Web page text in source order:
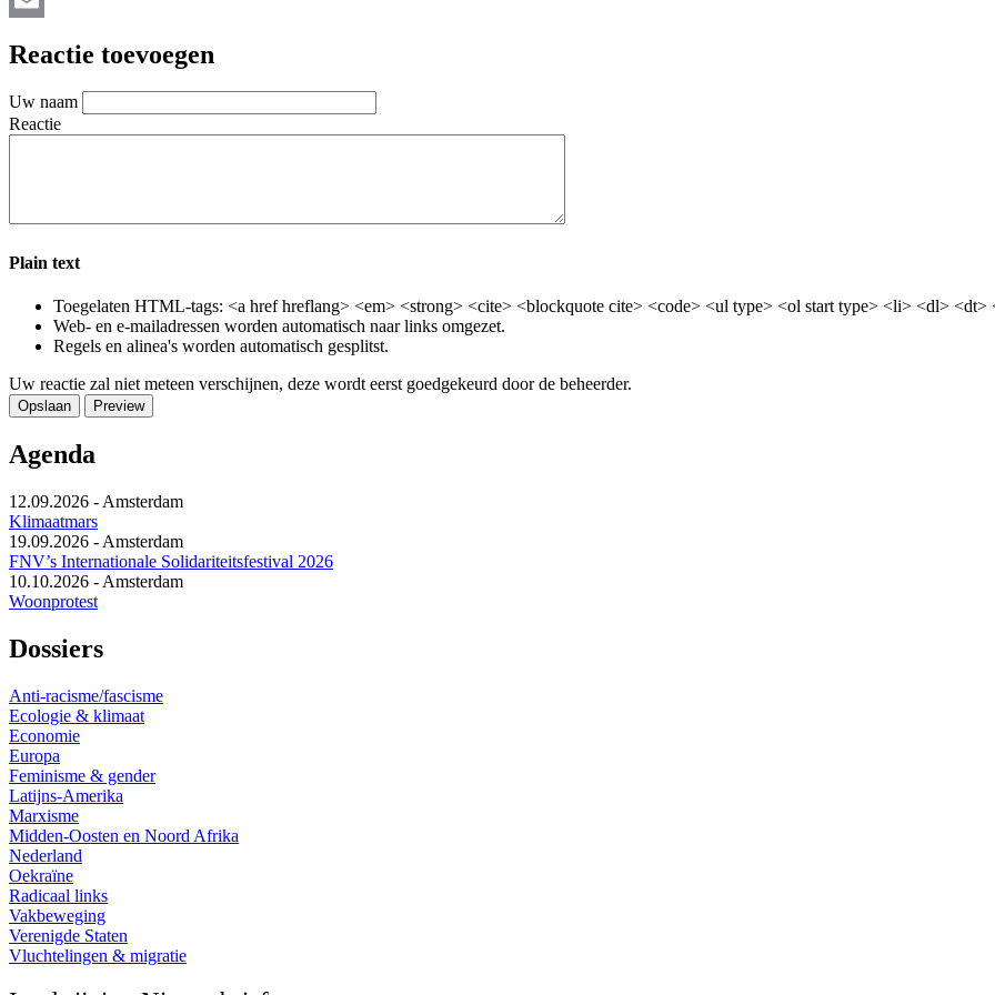
Reactie toevoegen
Uw naam
Reactie
Plain text
Toegelaten HTML-tags: <a href hreflang> <em> <strong> <cite> <blockquote cite> <code> <ul type> <ol start type> <li> <dl> <dt>
Web- en e-mailadressen worden automatisch naar links omgezet.
Regels en alinea's worden automatisch gesplitst.
Uw reactie zal niet meteen verschijnen, deze wordt eerst goedgekeurd door de beheerder.
Agenda
12.09.2026 - Amsterdam
Klimaatmars
19.09.2026 - Amsterdam
FNV’s Internationale Solidariteitsfestival 2026
10.10.2026 - Amsterdam
Woonprotest
Dossiers
Anti-racisme/fascisme
Ecologie & klimaat
Economie
Europa
Feminisme & gender
Latijns-Amerika
Marxisme
Midden-Oosten en Noord Afrika
Nederland
Oekraïne
Radicaal links
Vakbeweging
Verenigde Staten
Vluchtelingen & migratie